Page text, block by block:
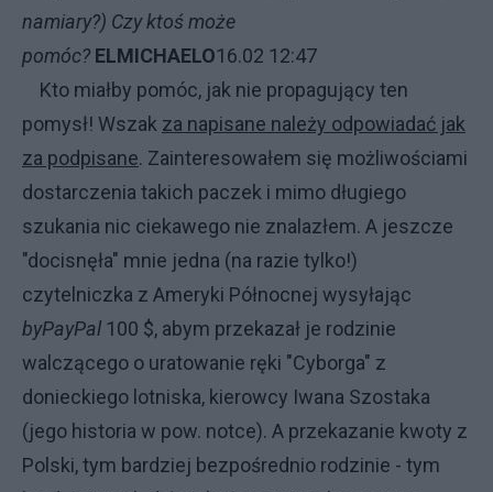
namiary?) Czy ktoś może
pomóc? ELMICHAELO16.02 12:47
Kto miałby pomóc, jak nie propagujący ten
pomysł! Wszak za napisane należy odpowiadać jak
za podpisane. Zainteresowałem się możliwościami
dostarczenia takich paczek i mimo długiego
szukania nic ciekawego nie znalazłem. A jeszcze
"docisnęła" mnie jedna (na razie tylko!)
czytelniczka z Ameryki Północnej wysyłając
byPayPal 100 $, abym przekazał je rodzinie
walczącego o uratowanie ręki "Cyborga" z
donieckiego lotniska, kierowcy Iwana Szostaka
(jego historia w pow. notce). A przekazanie kwoty z
Polski, tym bardziej bezpośrednio rodzinie - tym